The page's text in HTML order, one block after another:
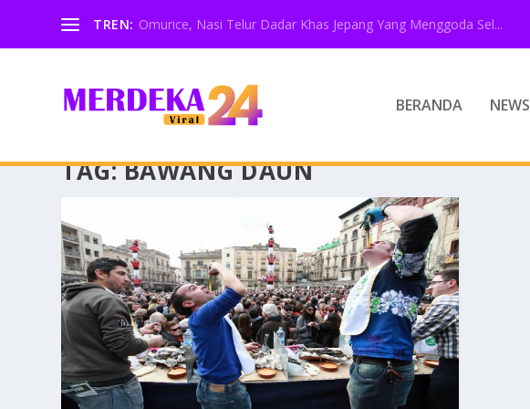
TREN: Omurice, Nasi Telur Dadar Khas Jepang Yang Menggoda Sel...
BERANDA NEWS
TAG:BAWANG DAUN